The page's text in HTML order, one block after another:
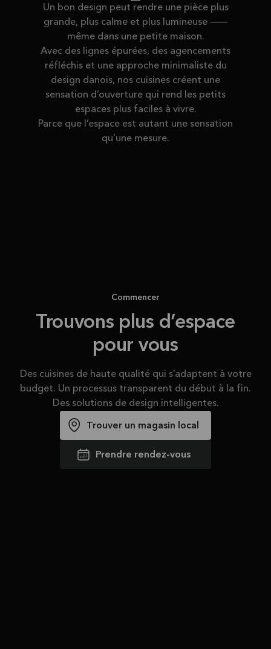
Un bon design peut rendre une pièce plus
grande, plus calme et plus lumineuse —
même dans une petite maison.
Avec des lignes épurées, des agencements
réfléchis et une approche minimaliste du
design danois, nos cuisines créent une
sensation d’ouverture qui rend les petits
espaces plus faciles à vivre.
Parce que l’espace est autant une sensation
qu’une mesure.
Commencer
Trouvons plus d’espace
pour vous
Des cuisines de haute qualité qui s’adaptent à votre
budget. Un processus transparent du début à la fin.
Des solutions de design intelligentes.
Trouver un magasin local
Prendre rendez-vous